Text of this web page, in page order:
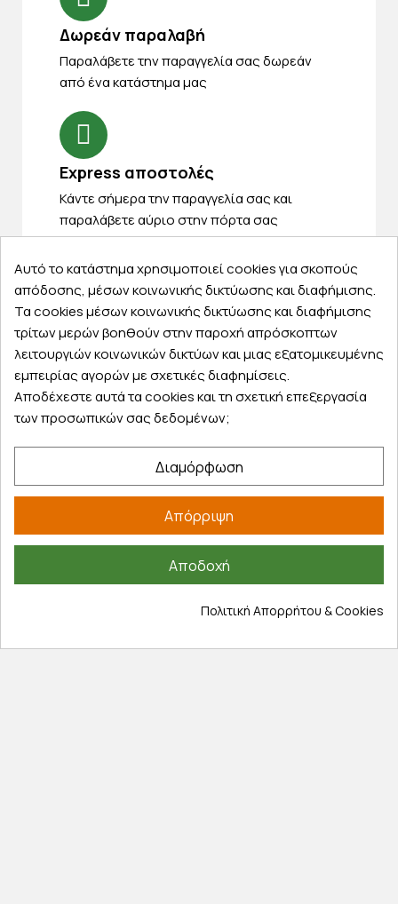
Δωρεάν παραλαβή
Παραλάβετε την παραγγελία σας δωρεάν
από ένα κατάστημα μας
Express αποστολές
Κάντε σήμερα την παραγγελία σας και
παραλάβετε αύριο στην πόρτα σας
Εξυπηρέτηση πελατών
Λογαριασμός
Τα αγαπημένα μου
Τρόποι παραγγελίας
Επιστροφές προϊοντων
Πληροφορίες
Επικοινωνία
Όροι χρήσης
Αυτό το κατάστημα χρησιμοποιεί cookies για σκοπούς
απόδοσης, μέσων κοινωνικής δικτύωσης και διαφήμισης.
Τα cookies μέσων κοινωνικής δικτύωσης και διαφήμισης
τρίτων μερών βοηθούν στην παροχή απρόσκοπτων
λειτουργιών κοινωνικών δικτύων και μιας εξατομικευμένης
εμπειρίας αγορών με σχετικές διαφημίσεις.
Αποδέχεστε αυτά τα cookies και τη σχετική επεξεργασία
των προσωπικών σας δεδομένων;
Διαμόρφωση
Απόρριψη
Αποδοχή
Πολιτική Απορρήτου & Cookies